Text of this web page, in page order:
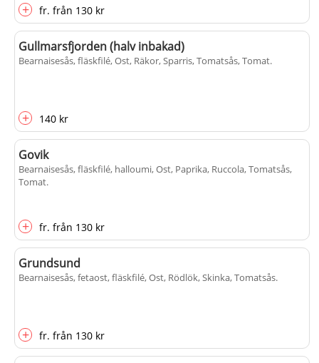
+ fr. från 130 kr
Gullmarsfjorden (halv inbakad)
Bearnaisesås, fläskfilé, Ost, Räkor, Sparris, Tomatsås, Tomat.
+ 140 kr
Govik
Bearnaisesås, fläskfilé, halloumi, Ost, Paprika, Ruccola, Tomatsås,
Tomat.
+ fr. från 130 kr
Grundsund
Bearnaisesås, fetaost, fläskfilé, Ost, Rödlök, Skinka, Tomatsås.
+ fr. från 130 kr